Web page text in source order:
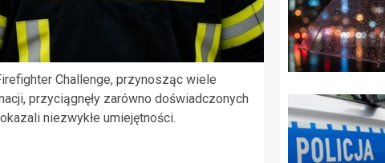
Challenge, przynosząc wiele
przyciągnęły zarówno doświadczonych
niezwykłe umiejętności.